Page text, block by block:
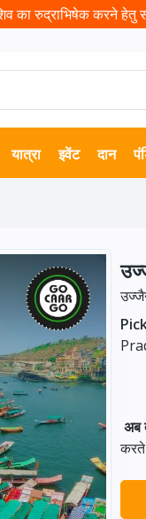
का रुद्राभिषेक करने
यात्रा इवेंट दान
अब
करते